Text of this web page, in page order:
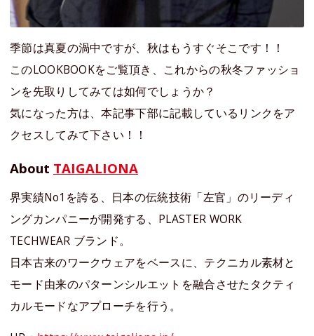
季節は真夏の渦中ですが、秋はもうすぐそこです！！
このLOOKBOOKをご覧頂き、これからの秋冬ファッショ
ンを先取りしてみては如何でしょうか？
気になった方は、本記事下部に記載しているリンクをア
クセスしてみて下さい！！
About TAIGALIONA
界実績No1を誇る、日本の伝統技術「左官」のリーディ
ングカンパニーが開発する、PLASTER WORK
TECHWEAR ブランド。
⽇本古来のワークウェアをベースに、テクニカル素材と
モード由来のパターンシルエットを融合させたタクティ
カルモードなアプローチを⾏う。